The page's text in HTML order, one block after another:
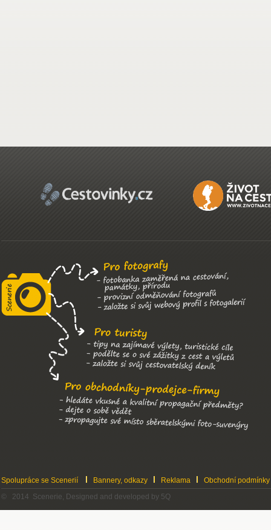
Spolupráce se Scenerií Bannery, odkazy Reklama
Obchodní podmínky
© 2014 Scenerie, Designed and developed by 5Q